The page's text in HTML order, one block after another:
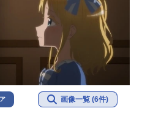
画像一覧 (6件)